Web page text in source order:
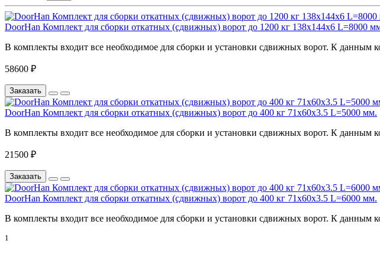
DoorHan Комплект для сборки откатных (сдвижных) ворот до 1200 кг 138х144х6 L=8000
В комплекты входит все необходимое для сборки и установки сдвижных ворот. К
58600 ₽
Заказать
DoorHan Комплект для сборки откатных (сдвижных) ворот до 400 кг 71x60x3.5 L=5000 мм.
В комплекты входит все необходимое для сборки и установки сдвижных ворот. К
21500 ₽
Заказать
DoorHan Комплект для сборки откатных (сдвижных) ворот до 400 кг 71x60x3.5 L=6000 мм.
В комплекты входит все необходимое для сборки и установки сдвижных ворот. К
1